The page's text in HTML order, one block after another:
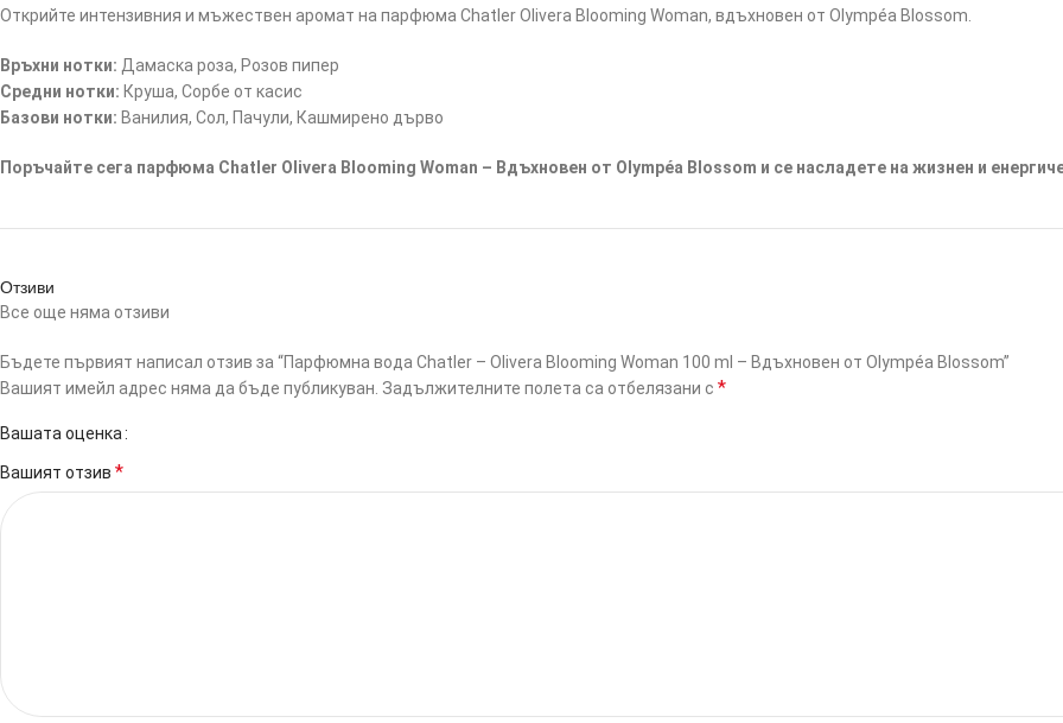
Открийте интензивния и мъжествен аромат на парфюма Chatler Olivera Blooming Woman, вдъхновен от Olympéa Blossom.
Връхни нотки: Дамаска роза, Розов пипер
Средни нотки: Круша, Сорбе от касис
Базови нотки: Ванилия, Сол, Пачули, Кашмирено дърво
Поръчайте сега парфюма Chatler Olivera Blooming Woman – Вдъхновен от Olympéa Blossom и се насладете на жизнен и
Отзиви
Все още няма отзиви
Бъдете първият написал отзив за “Парфюмна вода Chatler – Olivera Blooming Woman 100 ml – Вдъхновен от Olympéa Blossom”
Вашият имейл адрес няма да бъде публикуван. Задължителните полета са отбелязани с *
Вашата оценка
Вашият отзив *